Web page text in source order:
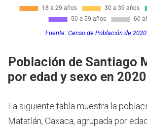
Fuente: Censo de Población de 2020
Población de Santiago
por edad y sexo en 2020
La siguiente tabla muestra la
Matatlán, Oaxaca, agrupada por